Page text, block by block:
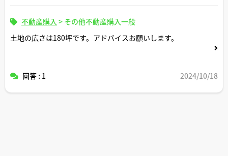
不動産購入 > その他不動産購入一般
土地の広さは180坪です。アドバイスお願いします。
回答 : 1 2024/10/18